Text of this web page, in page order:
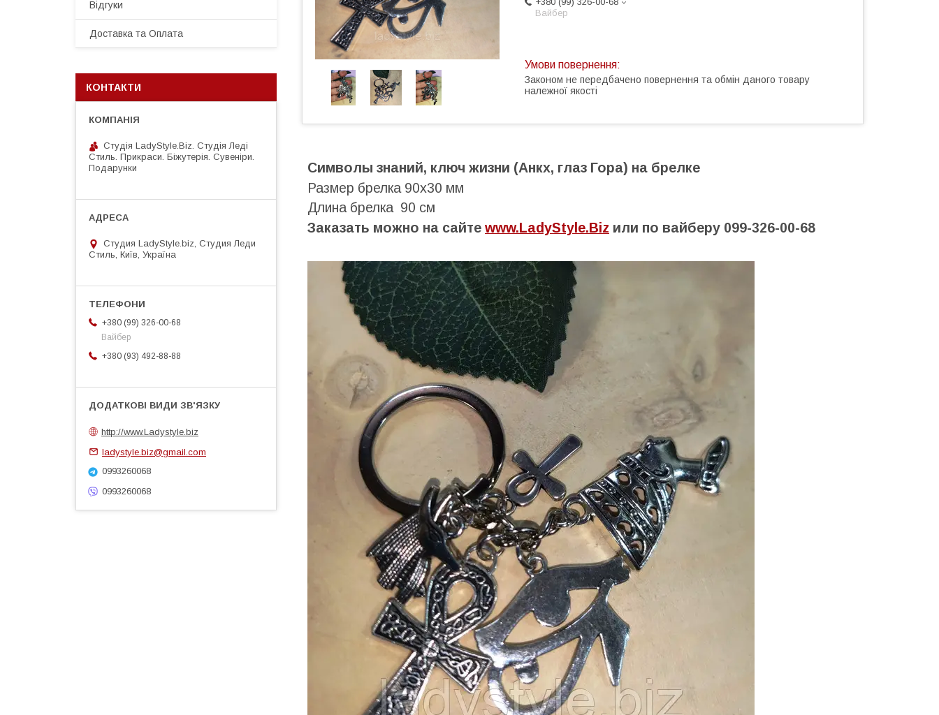
Вайбер
Законом не передбачено повернення та обмін даного товару
належної якості
Символы знаний, ключ жизни (Анкх, глаз Гора) на брелке
Размер брелка 90х30 мм
Длина брелка 90 см
Заказать можно на сайте www.LadyStyle.Biz или по вайберу 099-326-00-68
Відгуки
Доставка та Оплата
КОНТАКТИ
Студія LadyStyle.Biz. Студія Леді
Стиль. Прикраси. Біжутерія. Сувеніри.
Подарунки
Студия LadyStyle.biz, Студия Леди
Стиль, Київ, Україна
+380 (99) 326-00-68
Вайбер
+380 (93) 492-88-88
http://www.Ladystyle.biz
ladystyle.biz@gmail.com
0993260068
0993260068